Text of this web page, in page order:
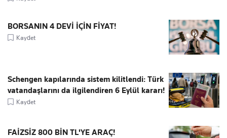
BORSANIN 4 DEVİ İÇİN FİYAT!
Kaydet
Schengen kapılarında sistem kilitlendi: Türk
vatandaşlarını da ilgilendiren 6 Eylül kararı!
Kaydet
FAİZSİZ 800 BİN TL'YE ARAÇ!